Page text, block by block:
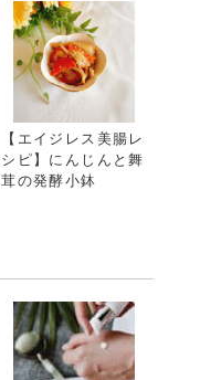
【エイジレス美腸レ
シピ】にんじんと舞
茸の発酵小鉢